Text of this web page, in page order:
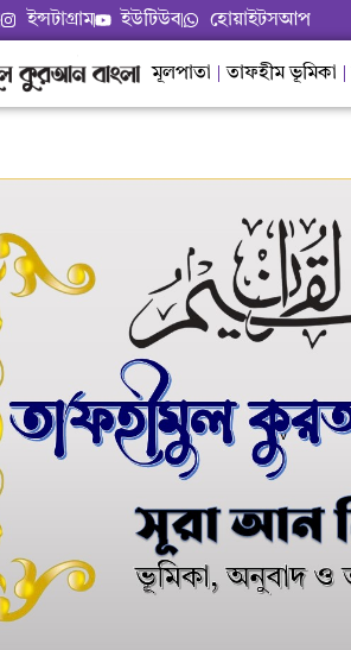
ইন্সটাগ্রাম ইউটিউব হোয়াইটসআপ
মূলপাতা তাফহীম ভূমিকা